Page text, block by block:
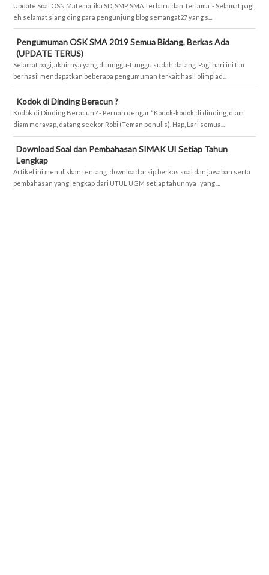
Update Soal OSN Matematika SD, SMP, SMA Terbaru dan Terlama - Selamat pagi,
eh selamat siang ding para pengunjung blog semangat27 yang s...
Pengumuman OSK SMA 2019 Semua Bidang, Berkas Ada
(UPDATE TERUS)
Selamat pagi, akhirnya yang ditunggu-tunggu sudah datang. Pagi hari ini tim
berhasil mendapatkan beberapa pengumuman terkait hasil olimpiad...
Kodok di Dinding Beracun ?
Kodok di Dinding Beracun ? - Pernah dengar “Kodok-kodok di dinding, diam
diam merayap, datang seekor Robi (Teman penulis), Hap, Lari semua...
Download Soal dan Pembahasan SIMAK UI Setiap Tahun
Lengkap
Artikel ini menuliskan tentang download arsip berkas soal dan jawaban serta
pembahasan yang lengkap dari UTUL UGM setiap tahunnya yang ...